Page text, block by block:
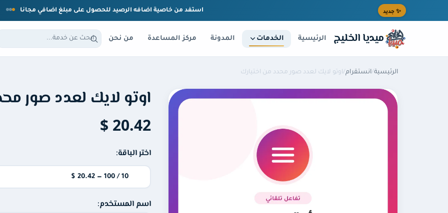
تخطى إلى المحتوى الرئيسي
✨ جديد استفد من خاصية اضافه الرصيد للحصول على مبلغ اضافي مجانا
ميديا الخليج الرئيسية الخدمات المدونة مركز المساعدة من نحن
الرئيسية/انستقرام/اوتو لايك لعدد صور محدد من اختيارك
اوتو لايك لعدد صور
20.42 $
اختر الباقة:
اسم المستخدم: